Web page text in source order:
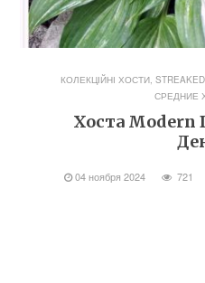
КОЛЕКЦІЙНІ ХОСТИ,
СРЕДНИЕ
Хоста Modern
04 ноября 2024 721